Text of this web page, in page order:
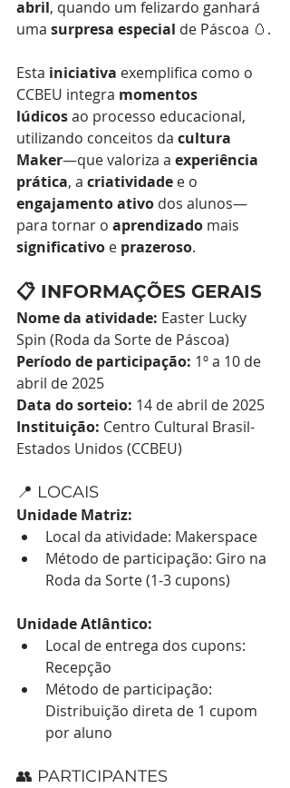
abril, quando um felizardo ganhará
uma surpresa especial de Páscoa 🥚.
Esta iniciativa exemplifica como o
CCBEU integra momentos
lúdicos ao processo educacional,
utilizando conceitos da cultura
Maker—que valoriza a experiência
prática, a criatividade e o
engajamento ativo dos alunos—
para tornar o aprendizado mais
significativo e prazeroso.
📋 INFORMAÇÕES GERAIS
Nome da atividade: Easter Lucky
Spin (Roda da Sorte de Páscoa)
Período de participação: 1º a 10 de
abril de 2025
Data do sorteio: 14 de abril de 2025
Instituição: Centro Cultural Brasil-
Estados Unidos (CCBEU)
📍 LOCAIS
Unidade Matriz:
Local da atividade: Makerspace
Método de participação: Giro na
Roda da Sorte (1-3 cupons)
Unidade Atlântico:
Local de entrega dos cupons:
Recepção
Método de participação:
Distribuição direta de 1 cupom
por aluno
👥 PARTICIPANTES